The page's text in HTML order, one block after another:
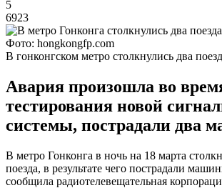
5
6923
Фото: hongkongfp.com
В гонконгском метро столкнулись два
Авария произошла во
тестирования новой
системы, пострадали два
В метро Гонконга в ночь на 18 марта
поезда, в результате чего пострадали
сообщила радиотелевещательная